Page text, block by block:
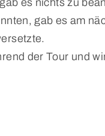
es nichts zu
gab es am
der Tour und